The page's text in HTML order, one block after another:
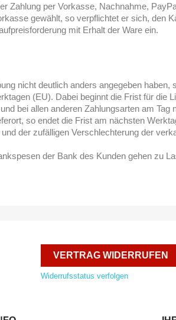
Zahlung per Vorkasse, Nachnahme,
gewählt, so verpflichtet er sich,
mit Erhalt der Ware ein.
nicht deutlich anders angegeben
(EU). Dabei beginnt die Frist für die
bei allen anderen Zahlungsarten am
so endet die Frist am nächsten
der zufälligen Verschlechterung der
der Bank des Kunden gehen zu
VERTRAG WIDERRUFEN
Widerrufsstatus verfolgen